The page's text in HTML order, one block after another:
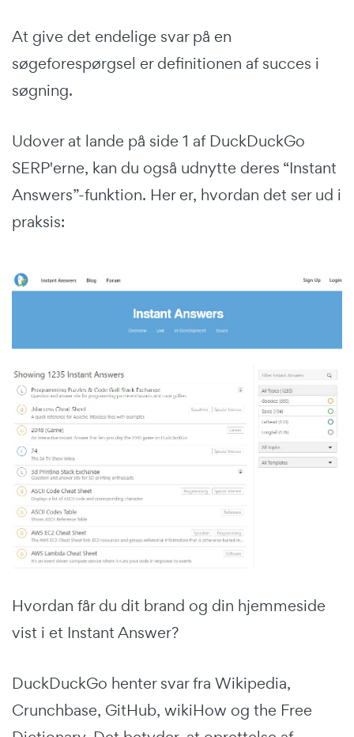
At give det endelige svar på en
søgeforespørgsel er definitionen af succes i
søgning.
Udover at lande på side 1 af DuckDuckGo
SERP'erne, kan du også udnytte deres “Instant
Answers”-funktion. Her er, hvordan det ser ud i
praksis:
Hvordan får du dit brand og din hjemmeside
vist i et Instant Answer?
DuckDuckGo henter svar fra Wikipedia,
Crunchbase, GitHub, wikiHow og the Free